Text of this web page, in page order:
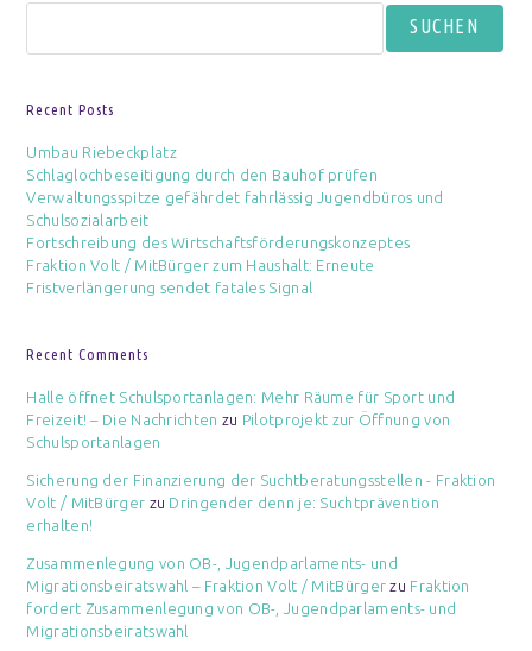
SUCHEN
Recent Posts
Umbau Riebeckplatz
Schlaglochbeseitigung durch den Bauhof prüfen
Verwaltungsspitze gefährdet fahrlässig Jugendbüros und
Schulsozialarbeit
Fortschreibung des Wirtschaftsförderungskonzeptes
Fraktion Volt / MitBürger zum Haushalt: Erneute
Fristverlängerung sendet fatales Signal
Recent Comments
Halle öffnet Schulsportanlagen: Mehr Räume für Sport und
Freizeit! – Die Nachrichten zu Pilotprojekt zur Öffnung von
Schulsportanlagen
Sicherung der Finanzierung der Suchtberatungsstellen - Fraktion
Volt / MitBürger zu Dringender denn je: Suchtprävention
erhalten!
Zusammenlegung von OB-, Jugendparlaments- und
Migrationsbeiratswahl – Fraktion Volt / MitBürger zu Fraktion
fordert Zusammenlegung von OB-, Jugendparlaments- und
Migrationsbeiratswahl